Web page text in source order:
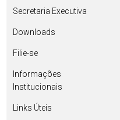
Secretaria Executiva
Downloads
Filie-se
Informações
Institucionais
Links Úteis